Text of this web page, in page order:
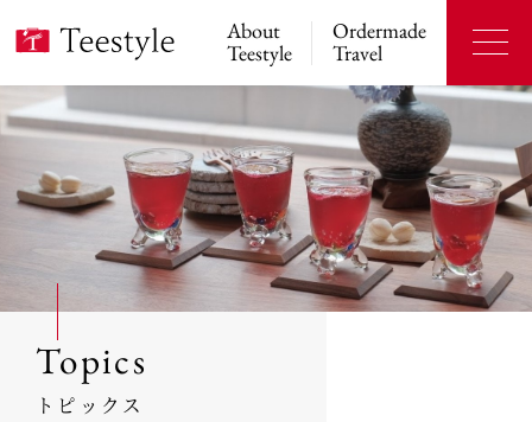
About
Teestyle
Ordermade
Travel
Topics
トピックス